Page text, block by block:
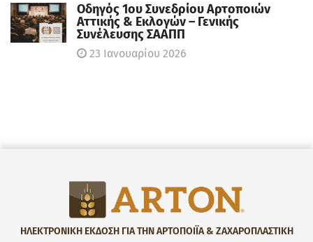
Οδηγός 1ου Συνεδρίου Αρτοποιών
Αττικής & Εκλογών – Γενικής
Συνέλευσης ΣΑΑΠΠ
23 Ιανουαρίου 2026
ΗΛΕΚΤΡΟΝΙΚΗ ΕΚΔΟΣΗ ΓΙΑ ΤΗΝ ΑΡΤΟΠΟΙΪΑ & ΖΑΧΑΡΟΠΛΑΣΤΙΚΗ